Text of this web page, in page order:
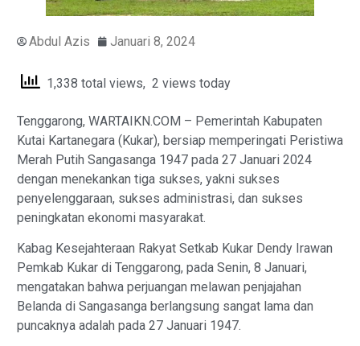
Abdul Azis Januari 8, 2024
1,338 total views, 2 views today
Tenggarong, WARTAIKN.COM – Pemerintah Kabupaten
Kutai Kartanegara (Kukar), bersiap memperingati Peristiwa
Merah Putih Sangasanga 1947 pada 27 Januari 2024
dengan menekankan tiga sukses, yakni sukses
penyelenggaraan, sukses administrasi, dan sukses
peningkatan ekonomi masyarakat.
Kabag Kesejahteraan Rakyat Setkab Kukar Dendy Irawan
Pemkab Kukar di Tenggarong, pada Senin, 8 Januari,
mengatakan bahwa perjuangan melawan penjajahan
Belanda di Sangasanga berlangsung sangat lama dan
puncaknya adalah pada 27 Januari 1947.